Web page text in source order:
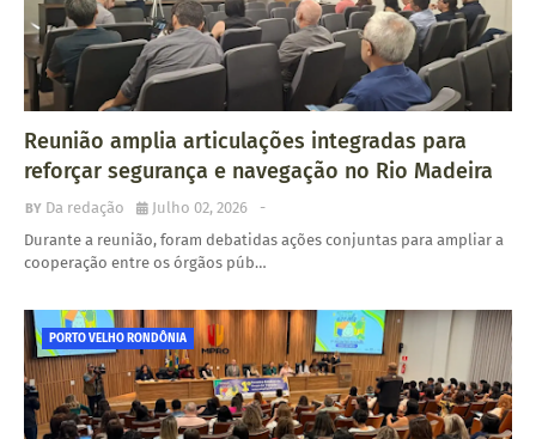
Reunião amplia articulações integradas para
reforçar segurança e navegação no Rio Madeira
Da redação -
Julho 02, 2026
Durante a reunião, foram debatidas ações conjuntas para ampliar a
cooperação entre os órgãos púb…
PORTO VELHO RONDÔNIA